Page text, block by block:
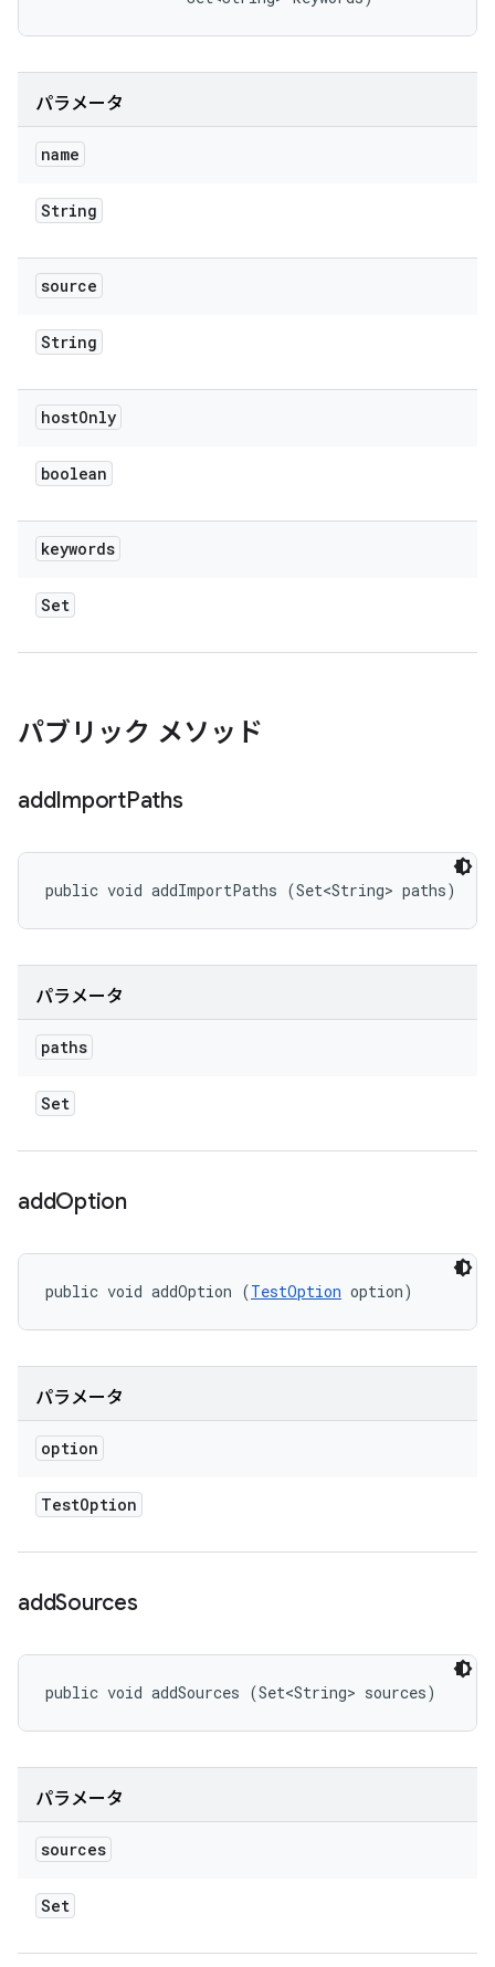
パラメータ
name
String
source
String
hostOnly
boolean
keywords
Set
パブリック メソッド
addImportPaths
public void addImportPaths (Set<String> paths)
パラメータ
paths
Set
addOption
public void addOption (TestOption option)
パラメータ
option
TestOption
addSources
public void addSources (Set<String> sources)
パラメータ
sources
Set